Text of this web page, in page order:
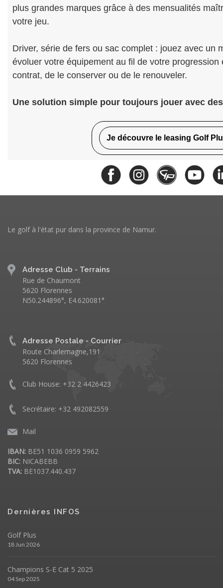
plus grandes marques grâce à des mensualités
votre jeu.
Driver, série de fers ou sac complet : jouez avec un
évoluer votre équipement au fil de votre progression
contrat, de le conserver ou de le renouveler.
Une solution simple pour toujours jouer avec
Je découvre le leasing Golf
Le golf à l'état pur dans la province de Namur.
Adresse Club - Terrains
Rue de Chaumont
5620 Florennes
N50.244896°, E4.620081°
Adresse Postale - Courrier
Route Charlemagne,191
5620 Florennes
Club House: +32 2 4426423
Secrétaire: +32 492082559
Mail
IBAN: BE51 1036 0959 5962
BIC: NICABEBB
TVA: BE1037.440.437
Dernières INFOS
Golf Plus
18 Jun 2026
Champions S-E Cat 5 2025
04 Sep 2025